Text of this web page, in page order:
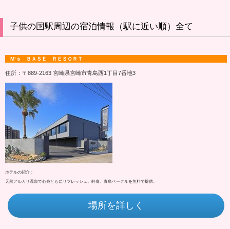
子供の国駅周辺の宿泊情報（駅に近い順）全て
M’ｓ ＢＡＳＥ ＲＥＳＯＲＴ
住所：〒889-2163 宮崎県宮崎市青島西1丁目7番地3
ホテルの紹介：
天然アルカリ温泉で心身ともにリフレッシュ。軽食、青島ベーグルを無料で提供。
場所を詳しく